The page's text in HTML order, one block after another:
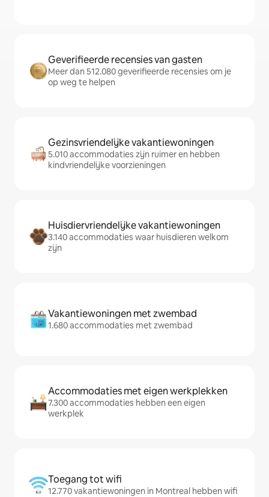
Geverifieerde recensies van gasten
Meer dan 512.080 geverifieerde recensies om je
op weg te helpen
Gezinsvriendelijke vakantiewoningen
5.010 accommodaties zijn ruimer en hebben
kindvriendelijke voorzieningen
Huisdiervriendelijke vakantiewoningen
3.140 accommodaties waar huisdieren welkom
zijn
Vakantiewoningen met zwembad
1.680 accommodaties met zwembad
Accommodaties met eigen werkplekken
7.300 accommodaties hebben een eigen
werkplek
Toegang tot wifi
12.770 vakantiewoningen in Montreal hebben wifi